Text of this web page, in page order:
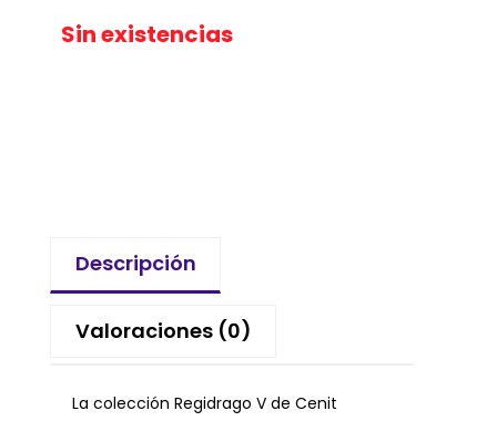
Sin existencias
Descripción
Valoraciones (0)
La colección Regidrago V de Cenit